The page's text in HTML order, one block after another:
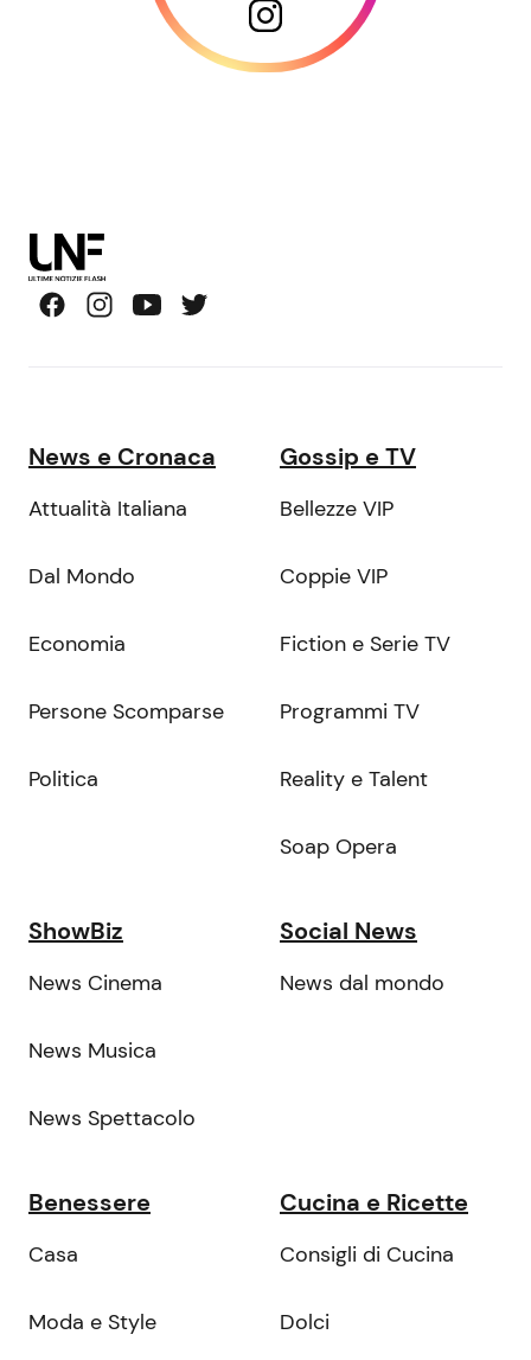
News e Cronaca
Attualità Italiana
Dal Mondo
Economia
Persone Scomparse
Politica
Gossip e TV
Bellezze VIP
Coppie VIP
Fiction e Serie TV
Programmi TV
Reality e Talent
Soap Opera
ShowBiz
News Cinema
News Musica
News Spettacolo
Social News
News dal mondo
Benessere
Casa
Moda e Style
Cucina e Ricette
Consigli di Cucina
Dolci